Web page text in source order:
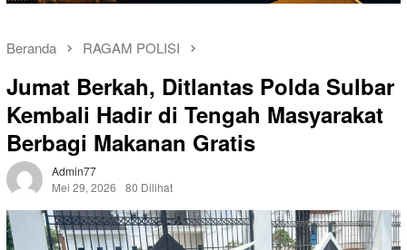
Beranda RAGAM POLISI
Jumat Berkah, Ditlantas Polda Sulbar
Kembali Hadir di Tengah Masyarakat
Berbagi Makanan Gratis
Admin77
Mei 29, 2026
80 Dilihat